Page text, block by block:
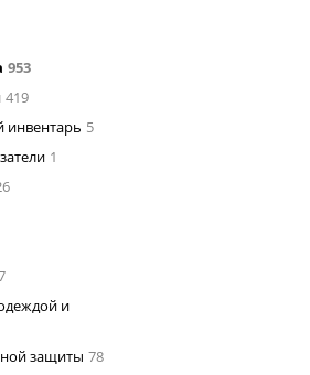
953
419
инвентарь 5
1
и
защиты 78